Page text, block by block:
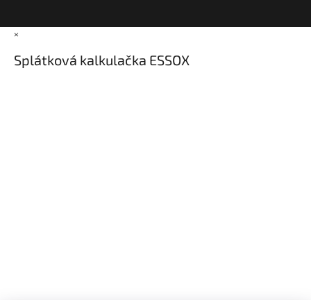
×
Splátková kalkulačka ESSOX